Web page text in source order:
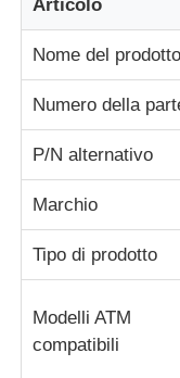
Contattaci
notizie
Richiedere un
Articolo
Nome del prodotto
Numero della
P/N alternativo
Marchio
Tipo di prodotto
Modelli ATM
compatibili